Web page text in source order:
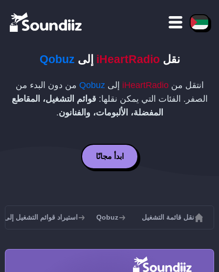
نقل iHeartRadio إلى Qobuz
انتقل منiHeartRadio إلى Qobuz من دون البدء من
الصفر. الفئات التي يمكن نقلها: قوائم التشغيل، المقاطع
المفضلة، الألبومات، والفنانون.
ابدأ مجانًا
نقل قائمة التشغيل Qobuz استيراد قوائم التشغيل إلى Qobuz